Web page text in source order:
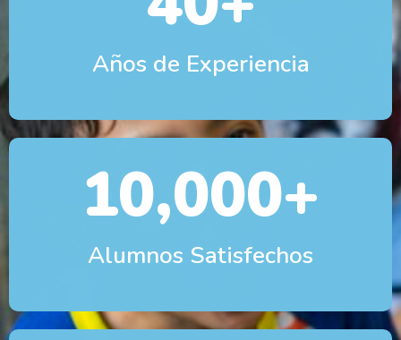
Años de Experiencia
Alumnos Satisfechos
10,000+